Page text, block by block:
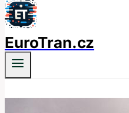
EuroTran.cz